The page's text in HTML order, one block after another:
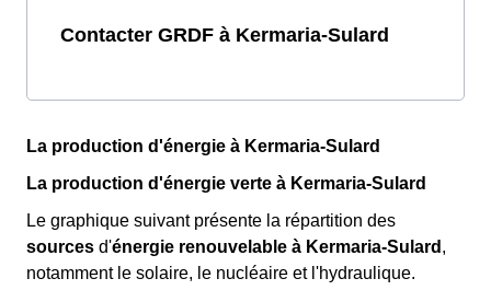
Contacter GRDF à Kermaria-Sulard
La production d'énergie à Kermaria-Sulard
La production d'énergie verte à Kermaria-Sulard
Le graphique suivant présente la répartition des
sources d'énergie renouvelable à Kermaria-Sulard ,
notamment le solaire, le nucléaire et l'hydraulique.